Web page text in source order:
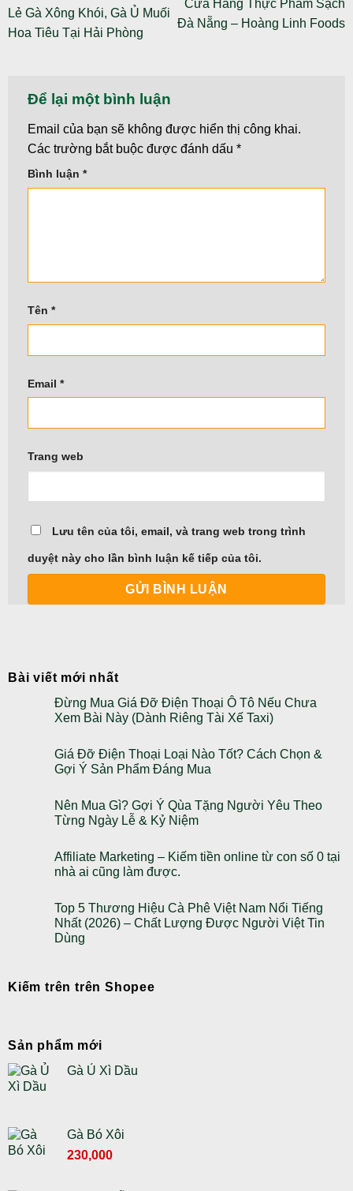
Lẻ Gà Xông Khói, Gà Ủ Muối
Hoa Tiêu Tại Hải Phòng
Cửa Hàng Thực Phẩm Sạch
Đà Nẵng – Hoàng Linh Foods
Để lại một bình luận
Email của bạn sẽ không được hiển thị công khai.
Các trường bắt buộc được đánh dấu *
Bình luận *
Tên *
Email *
Trang web
Lưu tên của tôi, email, và trang web trong trình
duyệt này cho lần bình luận kế tiếp của tôi.
Bài viết mới nhất
Đừng Mua Giá Đỡ Điện Thoại Ô Tô Nếu Chưa
Xem Bài Này (Dành Riêng Tài Xế Taxi)
Giá Đỡ Điện Thoại Loại Nào Tốt? Cách Chọn &
Gợi Ý Sản Phẩm Đáng Mua
Nên Mua Gì? Gợi Ý Qùa Tặng Người Yêu Theo
Từng Ngày Lễ & Kỷ Niệm
Affiliate Marketing – Kiếm tiền online từ con số 0 tại
nhà ai cũng làm được.
Top 5 Thương Hiệu Cà Phê Việt Nam Nổi Tiếng
Nhất (2026) – Chất Lượng Được Người Việt Tin
Dùng
Kiếm trên trên Shopee
Sản phẩm mới
Gà Ủ Xì Dầu
Gà Bó Xôi
230,000